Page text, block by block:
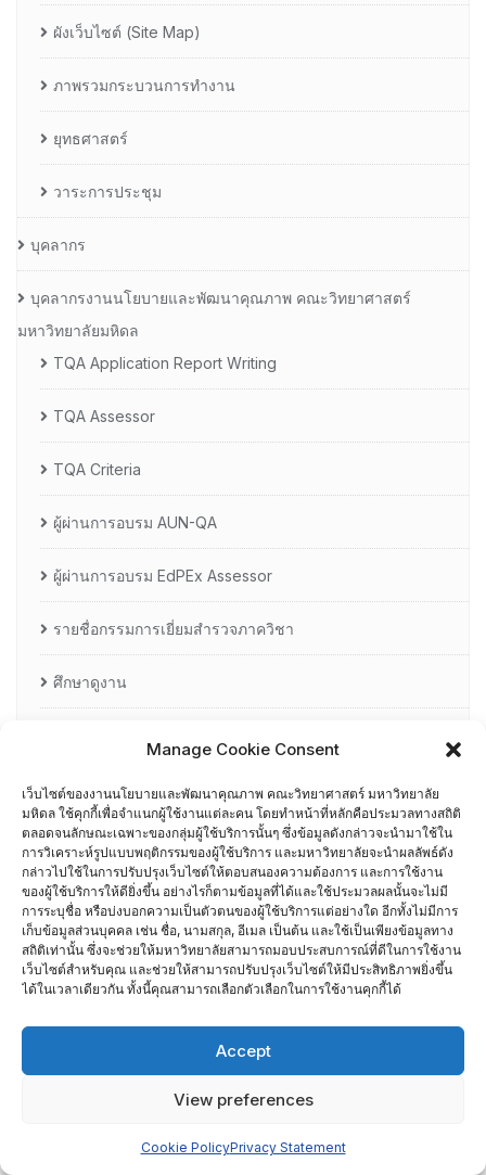
Manage Cookie Consent
เว็บไซต์ของงานนโยบายและพัฒนาคุณภาพ คณะวิทยาศาสตร์ มหาวิทยาลัย
มหิดล ใช้คุกกี้เพื่อจำแนกผู้ใช้งานแต่ละคน โดยทำหน้าที่หลักคือประมวลทางสถิติ
ตลอดจนลักษณะเฉพาะของกลุ่มผู้ใช้บริการนั้นๆ ซึ่งข้อมูลดังกล่าวจะนำมาใช้ใน
การวิเคราะห์รูปแบบพฤติกรรมของผู้ใช้บริการ และมหาวิทยาลัยจะนำผลลัพธ์ดัง
กล่าวไปใช้ในการปรับปรุงเว็บไซต์ให้ตอบสนองความต้องการ และการใช้งาน
ของผู้ใช้บริการให้ดียิ่งขึ้น อย่างไรก็ตามข้อมูลที่ได้และใช้ประมวลผลนั้นจะไม่มี
การระบุชื่อ หรือบ่งบอกความเป็นตัวตนของผู้ใช้บริการแต่อย่างใด อีกทั้งไม่มีการ
เก็บข้อมูลส่วนบุคคล เช่น ชื่อ, นามสกุล, อีเมล เป็นต้น และใช้เป็นเพียงข้อมูลทาง
สถิติเท่านั้น ซึ่งจะช่วยให้มหาวิทยาลัยสามารถมอบประสบการณ์ที่ดีในการใช้งาน
เว็บไซต์สำหรับคุณ และช่วยให้สามารถปรับปรุงเว็บไซต์ให้มีประสิทธิภาพยิ่งขึ้น
ได้ในเวลาเดียวกัน ทั้งนี้คุณสามารถเลือกตัวเลือกในการใช้งานคุกกี้ได้
Accept
View preferences
Cookie PolicyPrivacy Statement
ผังเว็บไซต์ (Site Map)
ภาพรวมกระบวนการทำงาน
ยุทธศาสตร์
วาระการประชุม
บุคลากร
บุคลากรงานนโยบายและพัฒนาคุณภาพ คณะวิทยาศาสตร์
มหาวิทยาลัยมหิดล
TQA Application Report Writing
TQA Assessor
TQA Criteria
ผู้ผ่านการอบรม AUN-QA
ผู้ผ่านการอบรม EdPEx Assessor
รายชื่อกรรมการเยี่ยมสำรวจภาควิชา
ศึกษาดูงาน
การอบรมพัฒนาหัวหน้าภาควิชา (HDP)
คณะกรรมการรับเรื่องร้องเรียน
คณะผู้บริหารคณะวิทยาศาสตร์ ที่ผ่านการอบรมด้านพัฒนา
คุณภาพ